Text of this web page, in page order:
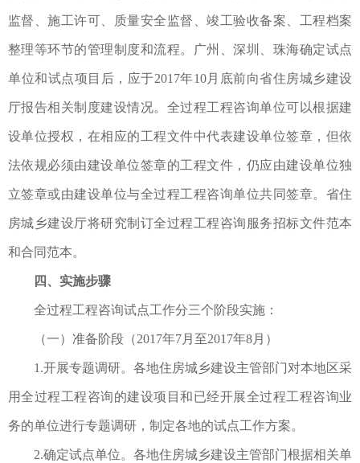
监督、施工许可、质量安全监督、竣工验收备案、工程档案
整理等环节的管理制度和流程。广州、深圳、珠海确定试点
单位和试点项目后，应于2017年10月底前向省住房城乡建设
厅报告相关制度建设情况。全过程工程咨询单位可以根据建
设单位授权，在相应的工程文件中代表建设单位签章，但依
法依规必须由建设单位签章的工程文件，仍应由建设单位独
立签章或由建设单位与全过程工程咨询单位共同签章。省住
房城乡建设厅将研究制订全过程工程咨询服务招标文件范本
和合同范本。
四、实施步骤
全过程工程咨询试点工作分三个阶段实施：
（一）准备阶段（2017年7月至2017年8月）
1.开展专题调研。各地住房城乡建设主管部门对本地区采
用全过程工程咨询的建设项目和已经开展全过程工程咨询业
务的单位进行专题调研，制定各地的试点工作方案。
2.确定试点单位。各地住房城乡建设主管部门根据相关单